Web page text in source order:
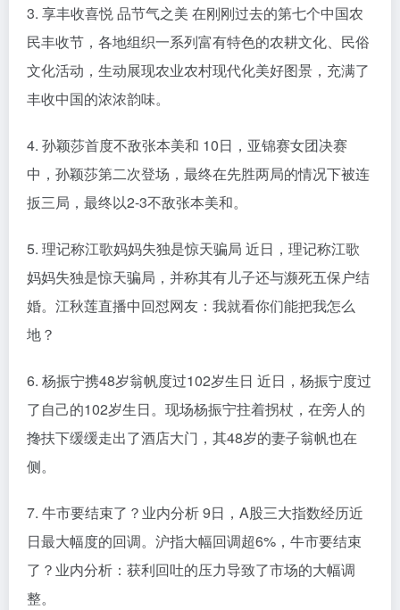
3. 享丰收喜悦 品节气之美 在刚刚过去的第七个中国农
民丰收节，各地组织一系列富有特色的农耕文化、民俗
文化活动，生动展现农业农村现代化美好图景，充满了
丰收中国的浓浓韵味。
4. 孙颖莎首度不敌张本美和 10日，亚锦赛女团决赛
中，孙颖莎第二次登场，最终在先胜两局的情况下被连
扳三局，最终以2-3不敌张本美和。
5. 理记称江歌妈妈失独是惊天骗局 近日，理记称江歌
妈妈失独是惊天骗局，并称其有儿子还与濒死五保户结
婚。江秋莲直播中回怼网友：我就看你们能把我怎么
地？
6. 杨振宁携48岁翁帆度过102岁生日 近日，杨振宁度过
了自己的102岁生日。现场杨振宁拄着拐杖，在旁人的
搀扶下缓缓走出了酒店大门，其48岁的妻子翁帆也在
侧。
7. 牛市要结束了？业内分析 9日，A股三大指数经历近
日最大幅度的回调。沪指大幅回调超6%，牛市要结束
了？业内分析：获利回吐的压力导致了市场的大幅调
整。